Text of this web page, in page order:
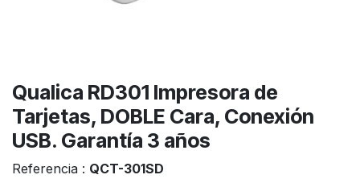
Qualica RD301 Impresora de
Tarjetas, DOBLE Cara, Conexión
USB. Garantía 3 años
Referencia : QCT-301SD